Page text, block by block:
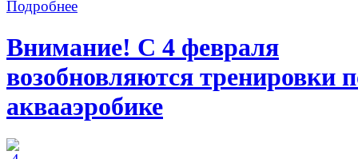
Подробнее
Внимание! С 4 февраля
возобновляются тренировки
аквааэробике